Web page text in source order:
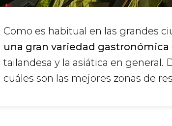
Como es habitual en las grandes
una gran variedad gastronómica
tailandesa y la asiática en general.
cuáles son las mejores zonas de